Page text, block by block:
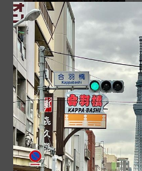
今日のスカイツリー。 雨
が上がってよかったです。
このまま週末まで降らな...
商品カテゴリ
商品ジャンル